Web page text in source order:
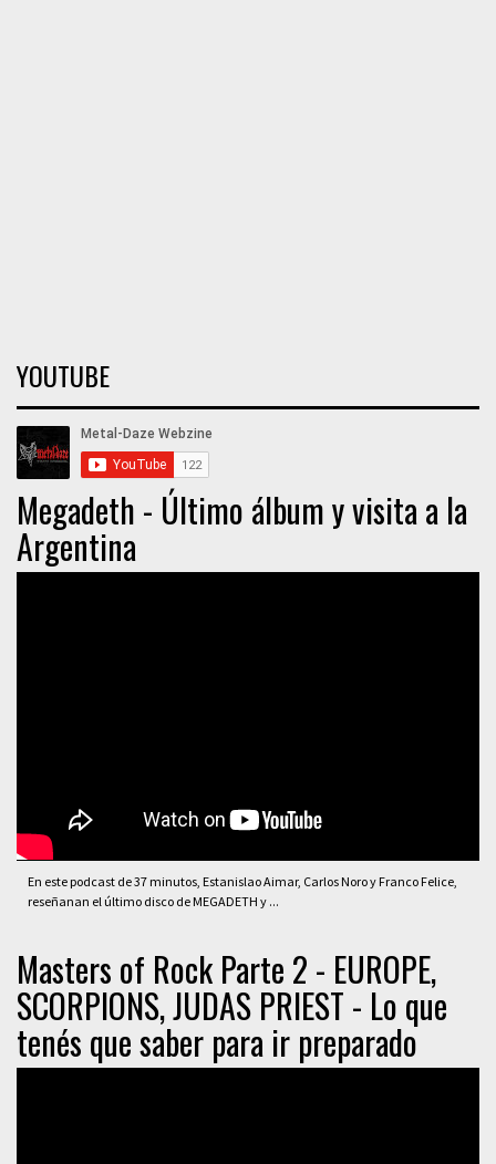
YOUTUBE
Megadeth - Último álbum y visita a la
Argentina
En este podcast de 37 minutos, Estanislao Aimar, Carlos Noro y Franco Felice,
reseñanan el último disco de MEGADETH y ...
Masters of Rock Parte 2 - EUROPE,
SCORPIONS, JUDAS PRIEST - Lo que
tenés que saber para ir preparado